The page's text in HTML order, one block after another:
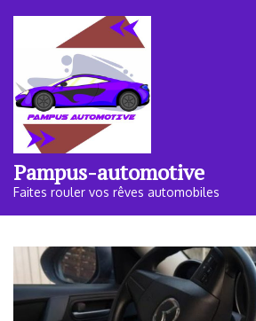
(Pressez
Entrée)
Pampus-automotive
Faites rouler vos rêves automobiles